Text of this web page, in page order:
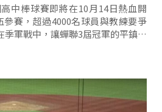
中棒球賽即將在10月14日熱血開
賽，超過4000名球員與教練要爭
軍戰中，讓蟬聯3屆冠軍的平鎮高
中，今年也來勢洶洶。